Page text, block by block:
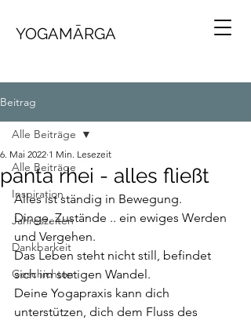
YOGAMĀRGA
Beitrag
Alle Beiträge
Inspiration
Jahreszeiten
Dankbarkeit
Geschichten
Alle Beiträge
panta rhei - alles fließt
6. Mai 2022 1 Min. Lesezeit
Alles ist ständig in Bewegung.
Dinge, Zustände .. ein ewiges Werden
und Vergehen.
Das Leben steht nicht still, befindet
sich im stetigen Wandel.
Deine Yogapraxis kann dich
unterstützen, dich dem Fluss des